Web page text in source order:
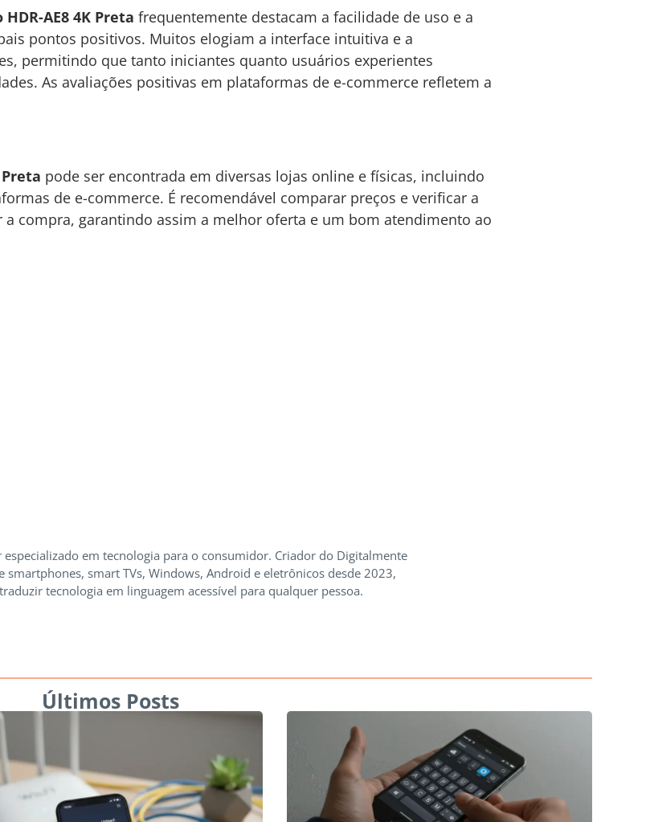
AE8 4K Preta frequentemente destacam a facilidade de uso e a
pontos positivos. Muitos elogiam a interface intuitiva e a
permitindo que tanto iniciantes quanto usuários experientes
As avaliações positivas em plataformas de e-commerce refletem a
pode ser encontrada em diversas lojas online e físicas, incluindo
de e-commerce. É recomendável comparar preços e verificar a
compra, garantindo assim a melhor oferta e um bom atendimento ao
especializado em tecnologia para o consumidor. Criador do Digitalmente
smartphones, smart TVs, Windows, Android e eletrônicos desde 2023,
tecnologia em linguagem acessível para qualquer pessoa.
Últimos Posts